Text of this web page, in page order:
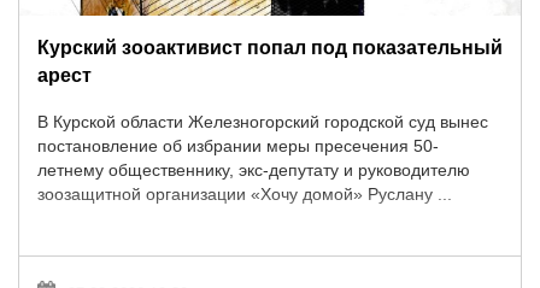
Курский зооактивист попал под показательный
арест
В Курской области Железногорский городской суд вынес
постановление об избрании меры пресечения 50-
летнему общественнику, экс-депутату и руководителю
зоозащитной организации «Хочу домой» Руслану ...